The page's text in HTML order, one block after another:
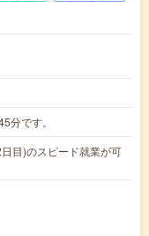
分です。
目)のスピード就業が可